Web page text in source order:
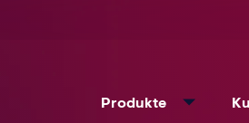
Produkte